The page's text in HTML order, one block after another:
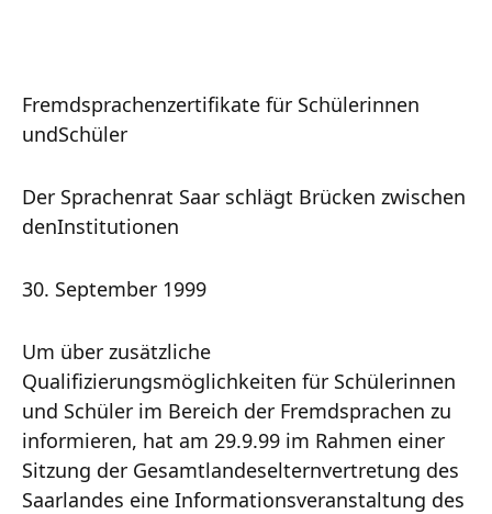
Fremdsprachenzertifikate für Schülerinnen
undSchüler
Der Sprachenrat Saar schlägt Brücken zwischen
denInstitutionen
30. September 1999
Um über zusätzliche
Qualifizierungsmöglichkeiten für Schülerinnen
und Schüler im Bereich der Fremdsprachen zu
informieren, hat am 29.9.99 im Rahmen einer
Sitzung der Gesamtlandeselternvertretung des
Saarlandes eine Informationsveranstaltung des